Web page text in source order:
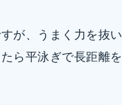
が、うまく力を抜い
ら平泳ぎで長距離を